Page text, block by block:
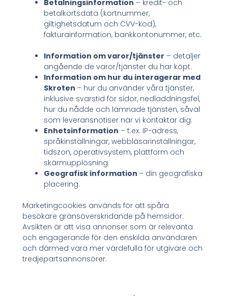
Betalningsinformation – kredit- och
betalkortsdata (kortnummer,
giltighetsdatum och CVV-kod),
fakturainformation, bankkontonummer, etc.
Information om varor/tjänster – detaljer
angående de varor/tjänster du har köpt.
Information om hur du interagerar med
Skroten – hur du använder våra tjänster,
inklusive svarstid för sidor, nedladdningsfel,
hur du nådde och lämnade tjänsten, såväl
som leveransnotiser när vi kontaktar dig.
Enhetsinformation – t.ex. IP-adress,
språkinställningar, webbläsarinställningar,
tidszon, operativsystem, plattform och
skärmupplösning.
Geografisk information – din geografiska
placering.
Marketingcookies används för att spåra
besökare gränsöverskridande på hemsidor.
Avsikten är att visa annonser som är relevanta
och engagerande för den enskilda användaren
och därmed vara mer värdefulla för utgivare och
tredjepartsannonsörer.